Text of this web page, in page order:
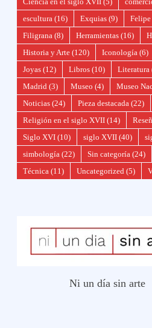
escultura (16) Exquias (9)
Filigrana (8) Herramientas (16)
Historia y Arte (120) Iconología (6)
Joyas (12) Libros (10) Literatura
Madrid (3) Museo (4) Museo
Noticias (24) Pieza destacada (22)
Religión en el siglo XVII (14)
Siglo XVI (10) siglo XVII (40)
simbología (22) Sin categoría (24)
Técnica (11) Uncategorized (5)
Ni un día sin arte